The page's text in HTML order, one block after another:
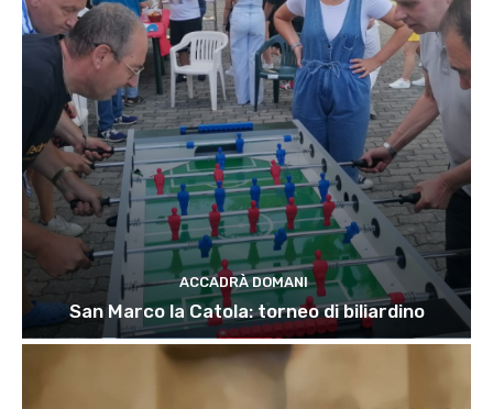
ACCADRÀ DOMANI
San Marco la Catola: torneo di biliardino